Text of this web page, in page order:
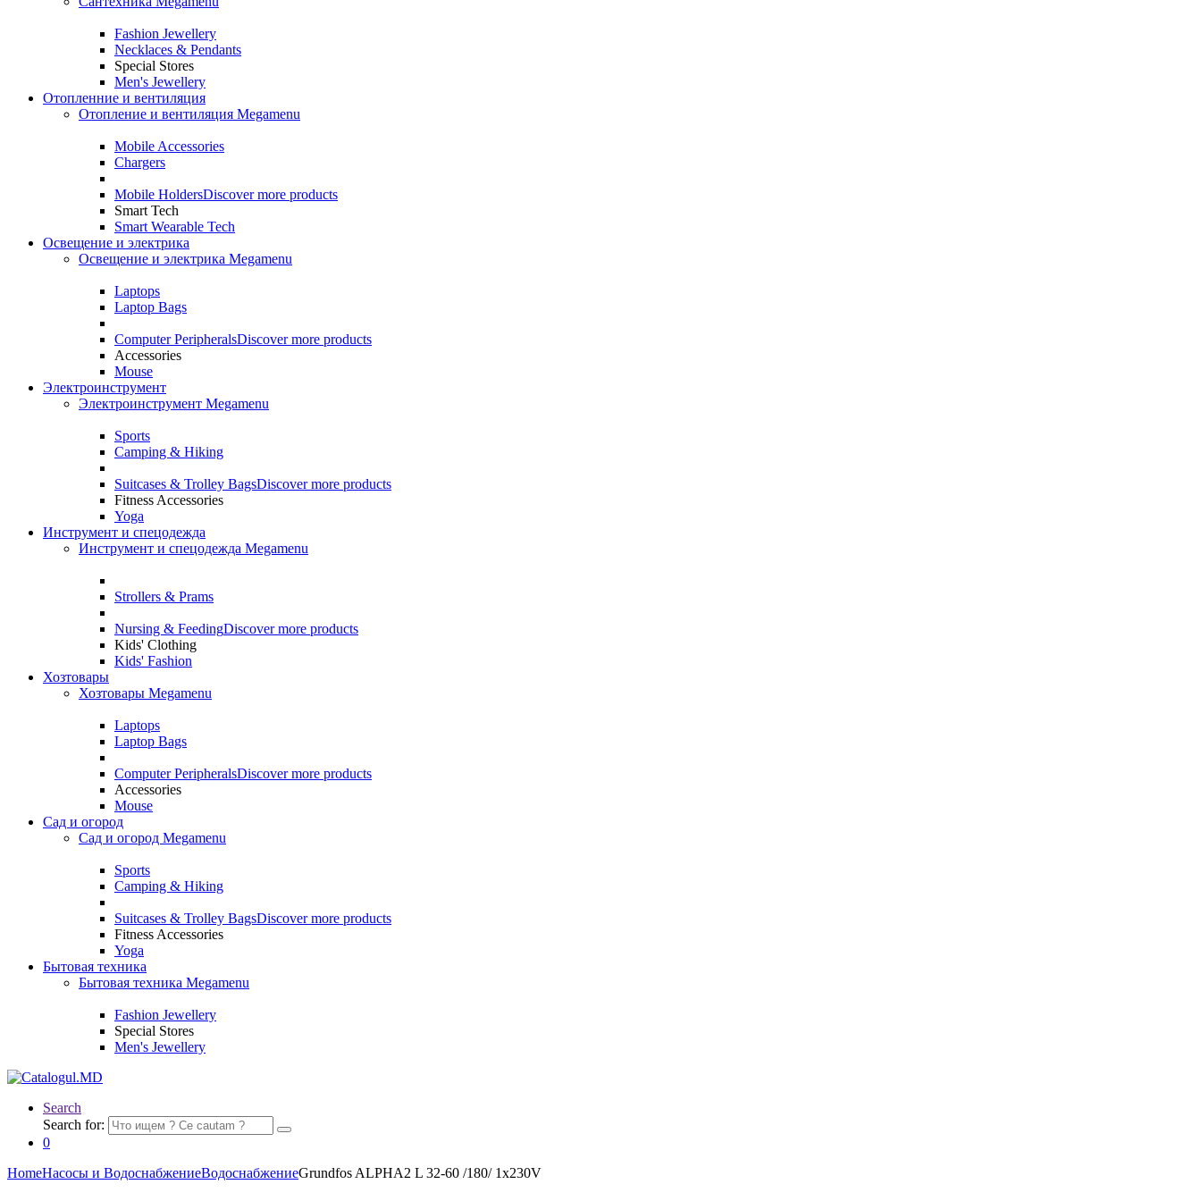
Fashion Jewellery
Necklaces & Pendants
Special Stores
Men's Jewellery
Отопленние и вентиляция
Отопление и вентиляция Megamenu
Mobile Accessories
Chargers
Mobile HoldersDiscover more products
Smart Tech
Smart Wearable Tech
Освещение и электрика
Освещение и электрика Megamenu
Laptops
Laptop Bags
Computer PeripheralsDiscover more products
Accessories
Mouse
Электроинструмент
Электроинструмент Megamenu
Sports
Camping & Hiking
Suitcases & Trolley BagsDiscover more products
Fitness Accessories
Yoga
Инструмент и спецодежда
Инструмент и спецодежда Megamenu
Strollers & Prams
Nursing & FeedingDiscover more products
Kids' Clothing
Kids' Fashion
Хозтовары
Хозтовары Megamenu
Laptops
Laptop Bags
Computer PeripheralsDiscover more products
Accessories
Mouse
Сад и огород
Сад и огород Megamenu
Sports
Camping & Hiking
Suitcases & Trolley BagsDiscover more products
Fitness Accessories
Yoga
Бытовая техника
Бытовая техника Megamenu
Fashion Jewellery
Special Stores
Men's Jewellery
Search
Search for:
0
HomeНасосы и ВодоснабжениеВодоснабжениеGrundfos ALPHA2 L 32-60 /180/ 1x230V